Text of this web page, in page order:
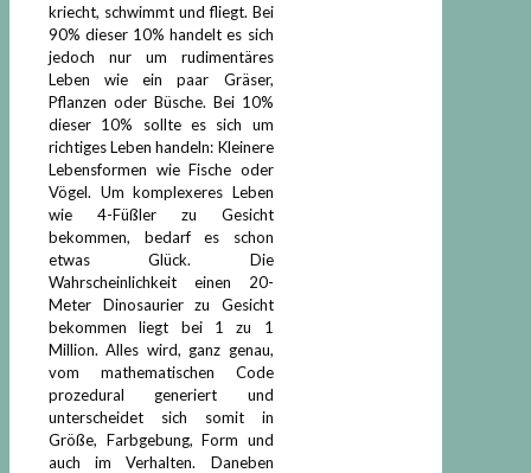
kriecht, schwimmt und fliegt. Bei
90% dieser 10% handelt es sich
jedoch nur um rudimentäres
Leben wie ein paar Gräser,
Pflanzen oder Büsche. Bei 10%
dieser 10% sollte es sich um
richtiges Leben handeln: Kleinere
Lebensformen wie Fische oder
Vögel. Um komplexeres Leben
wie 4-Füßler zu Gesicht
bekommen, bedarf es schon
etwas Glück. Die
Wahrscheinlichkeit einen 20-
Meter Dinosaurier zu Gesicht
bekommen liegt bei 1 zu 1
Million. Alles wird, ganz genau,
vom mathematischen Code
prozedural generiert und
unterscheidet sich somit in
Größe, Farbgebung, Form und
auch im Verhalten. Daneben